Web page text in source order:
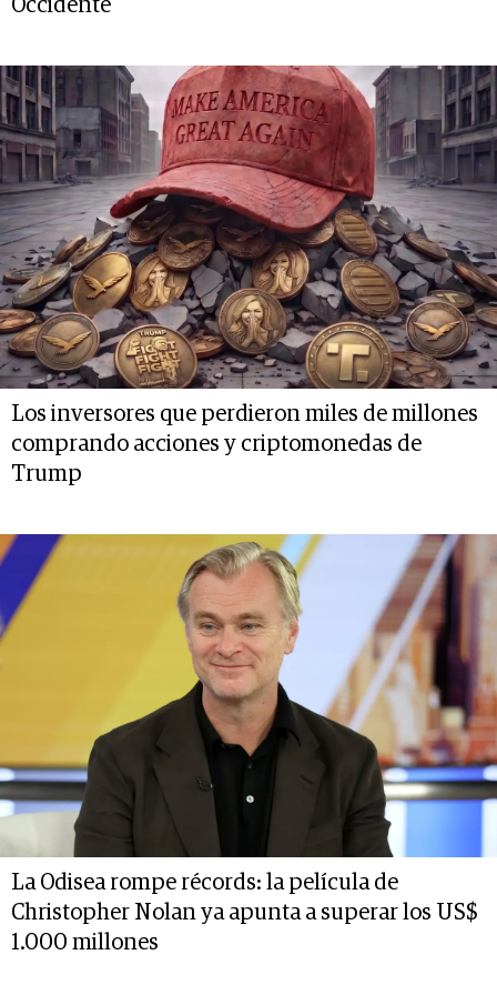
Occidente
Los inversores que perdieron miles de millones
comprando acciones y criptomonedas de
Trump
La Odisea rompe récords: la película de
Christopher Nolan ya apunta a superar los US$
1.000 millones